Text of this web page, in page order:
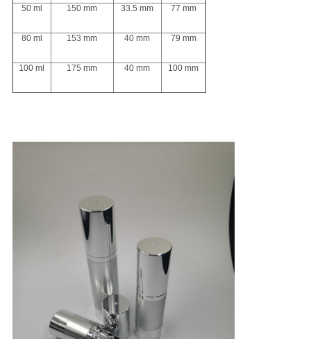
50 ml 150 mm 33.5 mm 77 mm
80 ml 153 mm 40 mm 79 mm
100 ml 175 mm 40 mm 100 mm